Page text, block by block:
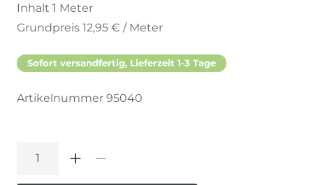
Inhalt 1 Meter
Grundpreis 12,95 € / Meter
Sofort versandfertig, Lieferzeit 1-3 Tage
Artikelnummer 95040